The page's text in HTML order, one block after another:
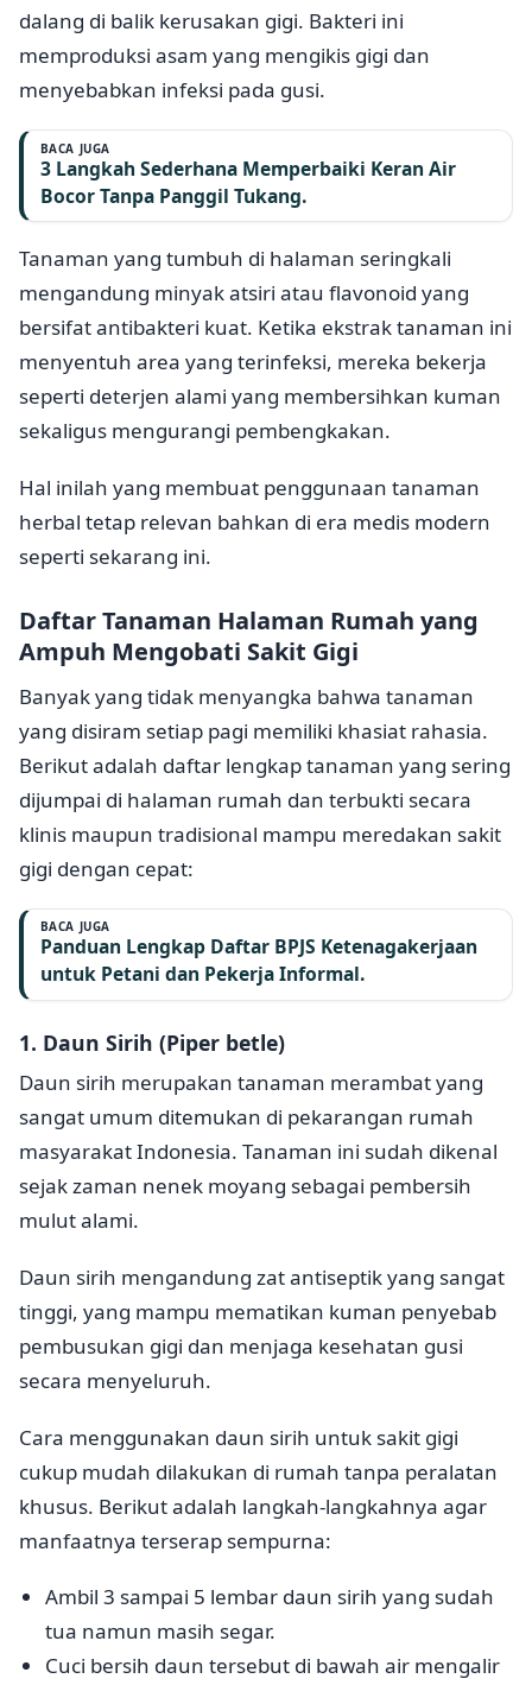
dalang di balik kerusakan gigi. Bakteri ini
memproduksi asam yang mengikis gigi dan
menyebabkan infeksi pada gusi.
BACA JUGA
3 Langkah Sederhana Memperbaiki Keran Air
Bocor Tanpa Panggil Tukang.
Tanaman yang tumbuh di halaman seringkali
mengandung minyak atsiri atau flavonoid yang
bersifat antibakteri kuat. Ketika ekstrak tanaman ini
menyentuh area yang terinfeksi, mereka bekerja
seperti deterjen alami yang membersihkan kuman
sekaligus mengurangi pembengkakan.
Hal inilah yang membuat penggunaan tanaman
herbal tetap relevan bahkan di era medis modern
seperti sekarang ini.
Daftar Tanaman Halaman Rumah yang
Ampuh Mengobati Sakit Gigi
Banyak yang tidak menyangka bahwa tanaman
yang disiram setiap pagi memiliki khasiat rahasia.
Berikut adalah daftar lengkap tanaman yang sering
dijumpai di halaman rumah dan terbukti secara
klinis maupun tradisional mampu meredakan sakit
gigi dengan cepat:
BACA JUGA
Panduan Lengkap Daftar BPJS Ketenagakerjaan
untuk Petani dan Pekerja Informal.
1. Daun Sirih (Piper betle)
Daun sirih merupakan tanaman merambat yang
sangat umum ditemukan di pekarangan rumah
masyarakat Indonesia. Tanaman ini sudah dikenal
sejak zaman nenek moyang sebagai pembersih
mulut alami.
Daun sirih mengandung zat antiseptik yang sangat
tinggi, yang mampu mematikan kuman penyebab
pembusukan gigi dan menjaga kesehatan gusi
secara menyeluruh.
Cara menggunakan daun sirih untuk sakit gigi
cukup mudah dilakukan di rumah tanpa peralatan
khusus. Berikut adalah langkah-langkahnya agar
manfaatnya terserap sempurna:
Ambil 3 sampai 5 lembar daun sirih yang sudah
tua namun masih segar.
Cuci bersih daun tersebut di bawah air mengalir